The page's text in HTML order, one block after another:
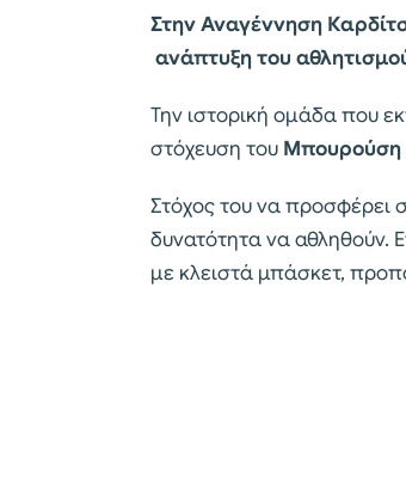
Στην Αναγέννηση
ανάπτυξη του
Την ιστορική ομάδα που
στόχευση του Μπουρούση
Στόχος του να προσφέρει
δυνατότητα να αθληθούν.
με κλειστά μπάσκετ,